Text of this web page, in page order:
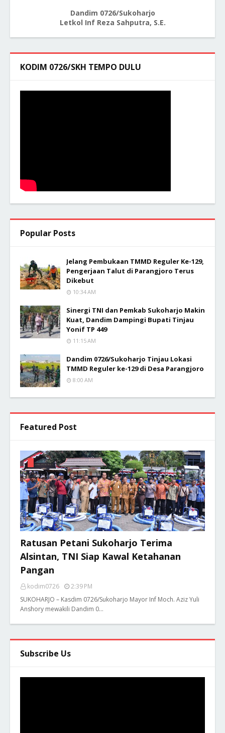
Dandim 0726/Sukoharjo
Letkol Inf Reza Sahputra, S.E.
KODIM 0726/SKH TEMPO DULU
Popular Posts
Jelang Pembukaan TMMD Reguler Ke-129,
Pengerjaan Talut di Parangjoro Terus
Dikebut
10:34 AM
Sinergi TNI dan Pemkab Sukoharjo Makin
Kuat, Dandim Dampingi Bupati Tinjau
Yonif TP 449
11:15 AM
Dandim 0726/Sukoharjo Tinjau Lokasi
TMMD Reguler ke-129 di Desa Parangjoro
8:00 AM
Featured Post
Ratusan Petani Sukoharjo Terima
Alsintan, TNI Siap Kawal Ketahanan
Pangan
kodim0726
2:39 PM
SUKOHARJO – Kasdim 0726/Sukoharjo Mayor Inf Moch. Aziz Yuli
Anshory mewakili Dandim 0…
Subscribe Us